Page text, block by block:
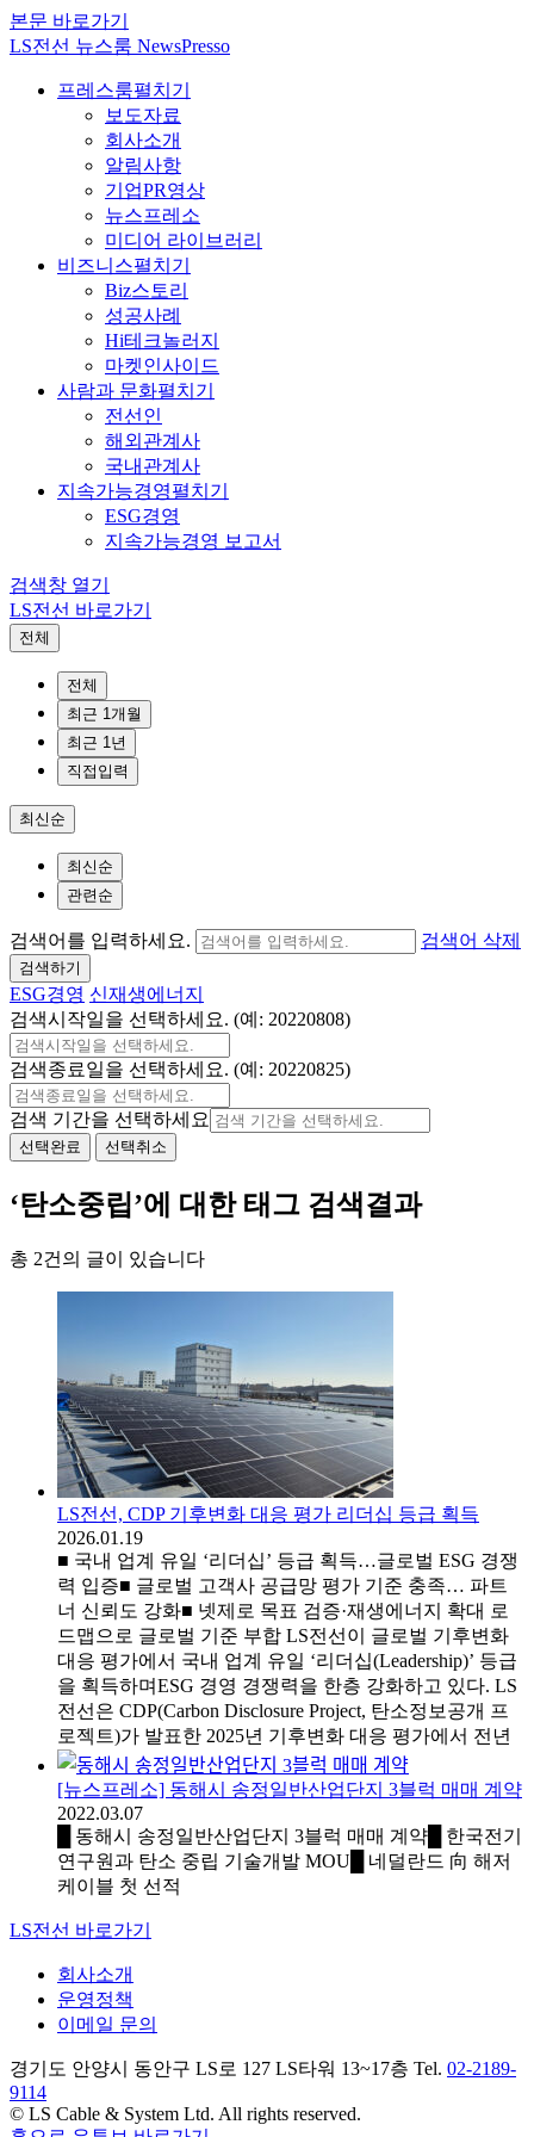
본문 바로가기
LS전선 뉴스룸 NewsPresso
프레스룸펼치기
보도자료
회사소개
알림사항
기업PR영상
뉴스프레소
미디어 라이브러리
비즈니스펼치기
Biz스토리
성공사례
Hi테크놀러지
마켓인사이드
사람과 문화펼치기
전선인
해외관계사
국내관계사
지속가능경영펼치기
ESG경영
지속가능경영 보고서
검색창 열기
LS전선 바로가기
전체
전체
최근 1개월
최근 1년
직접입력
최신순
최신순
관련순
검색어를 입력하세요. 검색어 삭제
검색하기
ESG경영 신재생에너지
검색시작일을 선택하세요. (예: 20220808)
검색종료일을 선택하세요. (예: 20220825)
검색 기간을 선택하세요
선택완료 선택취소
‘탄소중립’에 대한 태그 검색결과
총 2건의 글이 있습니다
LS전선, CDP 기후변화 대응 평가 리더십 등급 획득
2026.01.19
■ 국내 업계 유일 ‘리더십’ 등급 획득…글로벌 ESG 경쟁
력 입증■ 글로벌 고객사 공급망 평가 기준 충족… 파트
너 신뢰도 강화■ 넷제로 목표 검증·재생에너지 확대 로
드맵으로 글로벌 기준 부합 LS전선이 글로벌 기후변화
대응 평가에서 국내 업계 유일 ‘리더십(Leadership)’ 등급
을 획득하며ESG 경영 경쟁력을 한층 강화하고 있다. LS
전선은 CDP(Carbon Disclosure Project, 탄소정보공개 프
로젝트)가 발표한 2025년 기후변화 대응 평가에서 전년
[뉴스프레소] 동해시 송정일반산업단지 3블럭 매매 계약
2022.03.07
█ 동해시 송정일반산업단지 3블럭 매매 계약█ 한국전기
연구원과 탄소 중립 기술개발 MOU█ 네덜란드 向 해저
케이블 첫 선적
LS전선 바로가기
회사소개
운영정책
이메일 문의
경기도 안양시 동안구 LS로 127 LS타워 13~17층 Tel. 02-2189-
9114
© LS Cable & System Ltd. All rights reserved.